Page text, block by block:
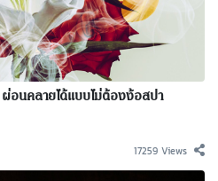
อนคลายได้แบบไม่ต้องง้อสปา
17259 Views